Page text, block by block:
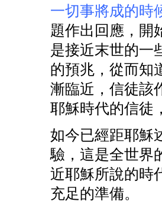
一切事將成的時
題作出回應，開
是接近末世的一
的預兆，從而知
漸臨近，信徒該
耶穌時代的信徒
如今已經距耶穌
驗，這是全世界
近耶穌所說的時
充足的準備。